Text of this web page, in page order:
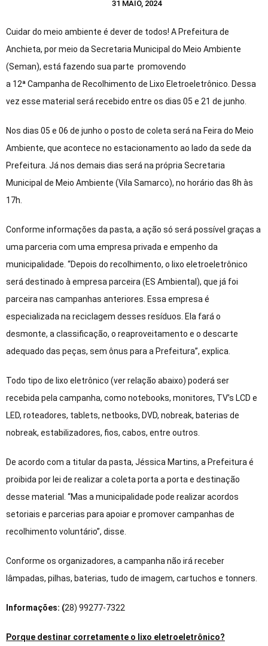
31 MAIO, 2024
Cuidar do meio ambiente é dever de todos! A Prefeitura de
Anchieta, por meio da Secretaria Municipal do Meio Ambiente
(Seman), está fazendo sua parte promovendo
a 12ª Campanha de Recolhimento de Lixo Eletroeletrônico. Dessa
vez esse material será recebido entre os dias 05 e 21 de junho.
Nos dias 05 e 06 de junho o posto de coleta será na Feira do Meio
Ambiente, que acontece no estacionamento ao lado da sede da
Prefeitura. Já nos demais dias será na própria Secretaria
Municipal de Meio Ambiente (Vila Samarco), no horário das 8h às
17h.
Conforme informações da pasta, a ação só será possível graças a
uma parceria com uma empresa privada e empenho da
municipalidade. “Depois do recolhimento, o lixo eletroeletrônico
será destinado à empresa parceira (ES Ambiental), que já foi
parceira nas campanhas anteriores. Essa empresa é
especializada na reciclagem desses resíduos. Ela fará o
desmonte, a classificação, o reaproveitamento e o descarte
adequado das peças, sem ônus para a Prefeitura”, explica.
Todo tipo de lixo eletrônico (ver relação abaixo) poderá ser
recebida pela campanha, como notebooks, monitores, TV’s LCD e
LED, roteadores, tablets, netbooks, DVD, nobreak, baterias de
nobreak, estabilizadores, fios, cabos, entre outros.
De acordo com a titular da pasta, Jéssica Martins, a Prefeitura é
proibida por lei de realizar a coleta porta a porta e destinação
desse material. “Mas a municipalidade pode realizar acordos
setoriais e parcerias para apoiar e promover campanhas de
recolhimento voluntário”, disse.
Conforme os organizadores, a campanha não irá receber
lâmpadas, pilhas, baterias, tudo de imagem, cartuchos e tonners.
Informações: (28) 99277-7322
Porque destinar corretamente o lixo eletroeletrônico?